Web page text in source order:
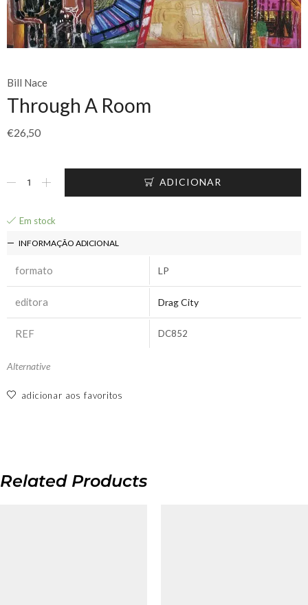
Bill Nace
Through A Room
€26,50
ADICIONAR
Em stock
INFORMAÇÃO ADICIONAL
formato LP
editora Drag City
REF DC852
Alternative
adicionar aos favoritos
Related Products